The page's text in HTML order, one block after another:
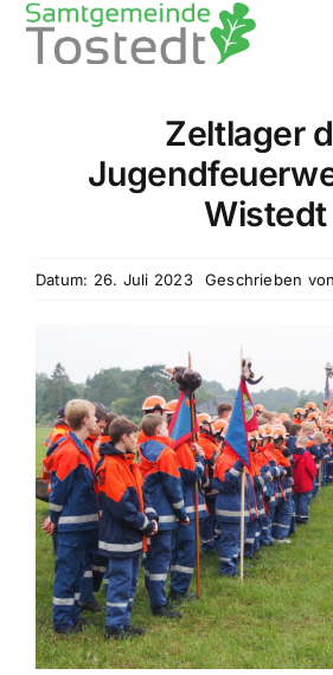
Zum
Unsere
Ortsfeuerwehren
Aktuelles
Einsatzticker
Zeltlager
Wistedt
Datum: 26. Juli 2023 Geschrieben von